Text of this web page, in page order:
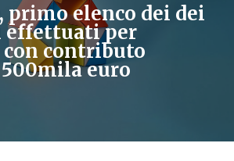
primo elenco dei dei
effettuati per
contributo
euro